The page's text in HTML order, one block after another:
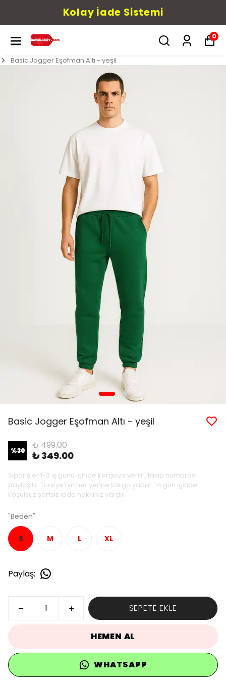
Kolay İade Sistemi
0
Basic Jogger Eşofman Altı - yeşil
Basic Jogger Eşofman Altı - yeşil
%30 ₺ 499.00
₺ 349.00
Siparişler 1-3 iş günü içinde kargoya verilir, takip numarası
paylaşılır. Türkiye’nin her yerine kargo yapılır. 14 gün içinde
koşulsuz şartsız iade hakkınız vardır.
"Beden"
S M L XL
Paylaş:
SEPETE EKLE
HEMEN AL
WHATSAPP